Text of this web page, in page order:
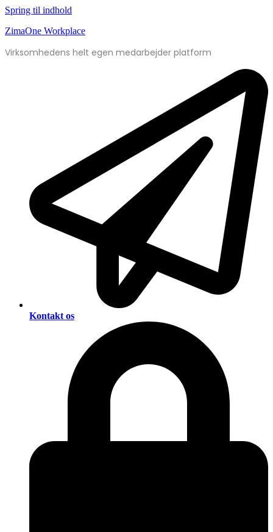
Spring til indhold
ZimaOne Workplace
Virksomhedens helt egen medarbejder platform
Kontakt os